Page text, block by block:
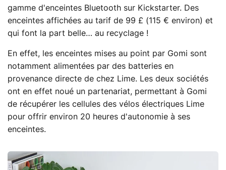
gamme d'enceintes Bluetooth sur Kickstarter. Des
enceintes affichées au tarif de 99 £ (115 € environ) et
qui font la part belle… au recyclage !
En effet, les enceintes mises au point par Gomi sont
notamment alimentées par des batteries en
provenance directe de chez Lime. Les deux sociétés
ont en effet noué un partenariat, permettant à Gomi
de récupérer les cellules des vélos électriques Lime
pour offrir environ 20 heures d'autonomie à ses
enceintes.